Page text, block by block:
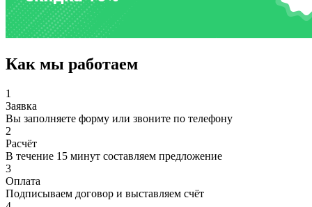
Как мы работаем
1
Заявка
Вы заполняете форму или звоните по телефону
2
Расчёт
В течение 15 минут составляем предложение
3
Оплата
Подписываем договор и выставляем счёт